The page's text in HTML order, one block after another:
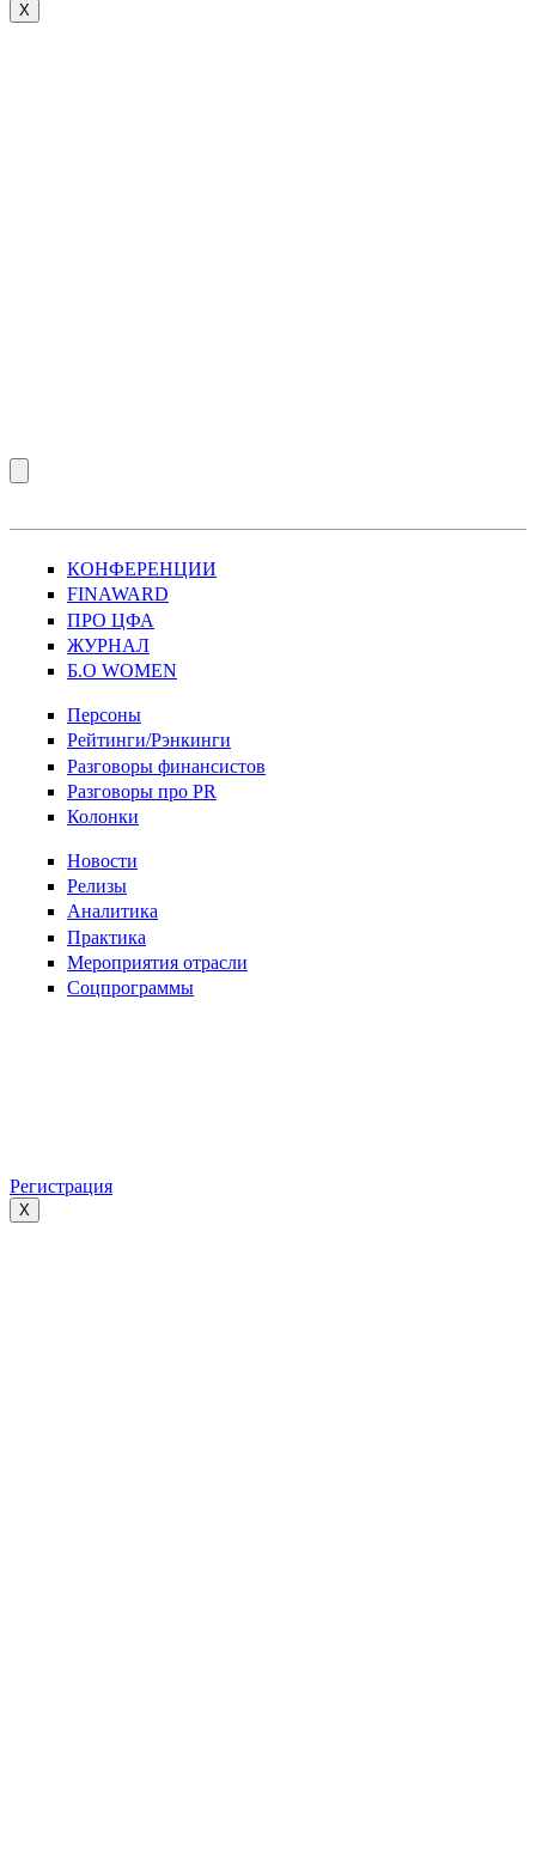
X
КОНФЕРЕНЦИИ
FINAWARD
ПРО ЦФА
ЖУРНАЛ
Б.О WOMEN
Персоны
Рейтинги/Рэнкинги
Разговоры финансистов
Разговоры про PR
Колонки
Новости
Релизы
Аналитика
Практика
Мероприятия отрасли
Соцпрограммы
Регистрация
X